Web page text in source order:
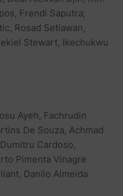
Frendi Saputra;
Rosad Setiawan,
Stewart, Ikechukwu
Ayeh, Fachrudin
De Souza, Achmad
Cardoso,
Pimenta Vinagre
Danilo Almeida